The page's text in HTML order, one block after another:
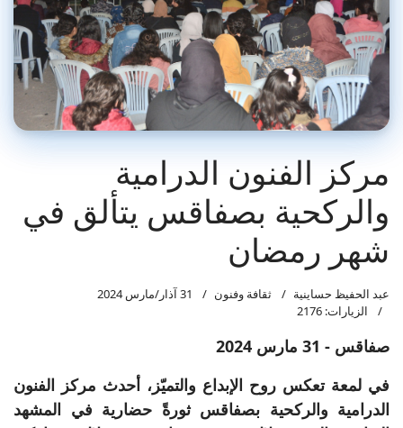
مركز الفنون الدرامية
والركحية بصفاقس يتألق في
شهر رمضان
عبد الحفيظ حساينية ثقافة وفنون
31 آذار/مارس 2024
الزيارات: 2176
صفاقس - 31 مارس 2024
في لمعة تعكس روح الإبداع والتميّز، أحدث مركز الفنون
الدرامية والركحية بصفاقس ثورةً حضارية في المشهد